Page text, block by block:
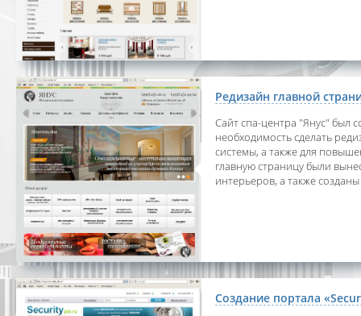
Редизайн главной
Сайт спа-центра "Янус" был
необходимость сделать
системы, а также для
главную страницу были
интерьеров, а также
Создание портала